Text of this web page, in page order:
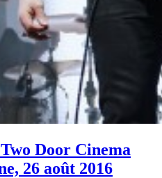
Door Cinema
26 août 2016